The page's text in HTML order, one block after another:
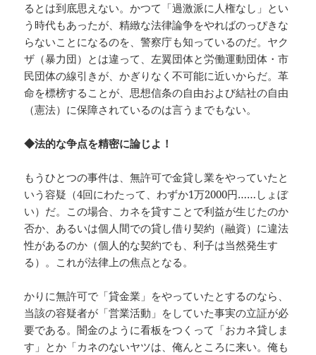
るとは到底思えない。かつて「過激派に人権なし」とい
う時代もあったが、精緻な法律論争をやればのっぴきな
らないことになるのを、警察庁も知っているのだ。ヤク
ザ（暴力団）とは違って、左翼団体と労働運動団体・市
民団体の線引きが、かぎりなく不可能に近いからだ。革
命を標榜することが、思想信条の自由および結社の自由
（憲法）に保障されているのは言うまでもない。
◆法的な争点を精密に論じよ！
もうひとつの事件は、無許可で金貸し業をやっていたと
いう容疑（4回にわたって、わずか1万2000円……しょぼ
い）だ。この場合、カネを貸すことで利益が生じたのか
否か、あるいは個人間での貸し借り契約（融資）に違法
性があるのか（個人的な契約でも、利子は当然発生す
る）。これが法律上の焦点となる。
かりに無許可で「貸金業」をやっていたとするのなら、
当該の容疑者が「営業活動」をしていた事実の立証が必
要である。闇金のように看板をつくって「おカネ貸しま
す」とか「カネのないヤツは、俺んところに来い。俺も